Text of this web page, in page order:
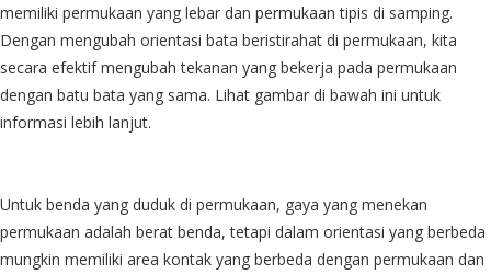
memiliki permukaan yang lebar dan permukaan tipis di samping.
Dengan mengubah orientasi bata beristirahat di permukaan, kita
secara efektif mengubah tekanan yang bekerja pada permukaan
dengan batu bata yang sama. Lihat gambar di bawah ini untuk
informasi lebih lanjut.
Untuk benda yang duduk di permukaan, gaya yang menekan
permukaan adalah berat benda, tetapi dalam orientasi yang berbeda
mungkin memiliki area kontak yang berbeda dengan permukaan dan